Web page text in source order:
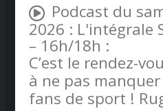
Podcast du
2026 : L'intégrale
– 16h/18h :
C’est le rendez-
à ne pas
fans de sport !